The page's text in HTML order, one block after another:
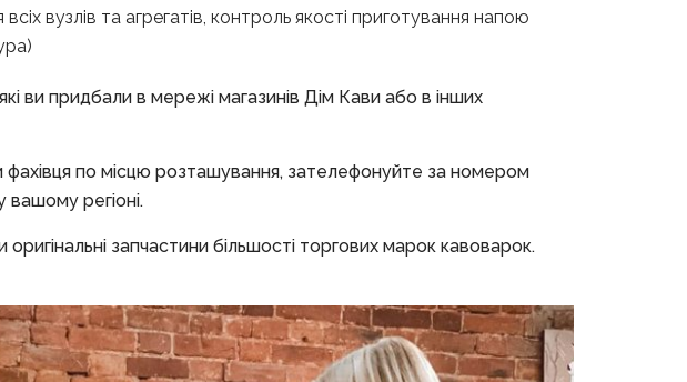
вузлів та агрегатів, контроль якості приготування напою
ви придбали в мережі магазинів Дім Кави або в інших
по місцю розташування, зателефонуйте за номером
регіоні.
запчастини більшості торгових марок кавоварок.